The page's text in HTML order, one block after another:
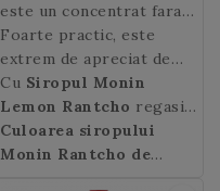
este un concentrat fara
zahar, fara pulpa, ce
contine 50% suc din cele
mai bune lamai galbene
de Sicilia.
Foarte practic, este
extrem de apreciat de
profesionistii barurilor.
Cu Siropul Monin
Lemon Rantcho regasiti
aroma inconfundabila a
lamailor pe tot parcursul
Culoarea siropului
Monin Rantcho de